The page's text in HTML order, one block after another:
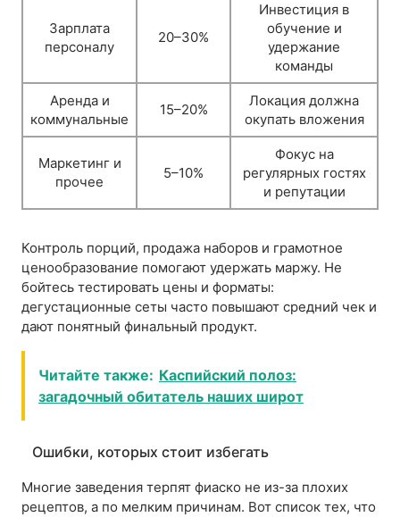
Зарплата
персоналу
20–30%
Инвестиция в
обучение и
удержание
команды
Аренда и
коммунальные
15–20%
Локация должна
окупать вложения
Маркетинг и
прочее
5–10%
Фокус на
регулярных гостях
и репутации
Контроль порций, продажа наборов и грамотное
ценообразование помогают удержать маржу. Не
бойтесь тестировать цены и форматы:
дегустационные сеты часто повышают средний чек и
дают понятный финальный продукт.
Читайте также: Каспийский полоз:
загадочный обитатель наших широт
Ошибки, которых стоит избегать
Многие заведения терпят фиаско не из-за плохих
рецептов, а по мелким причинам. Вот список тех, что